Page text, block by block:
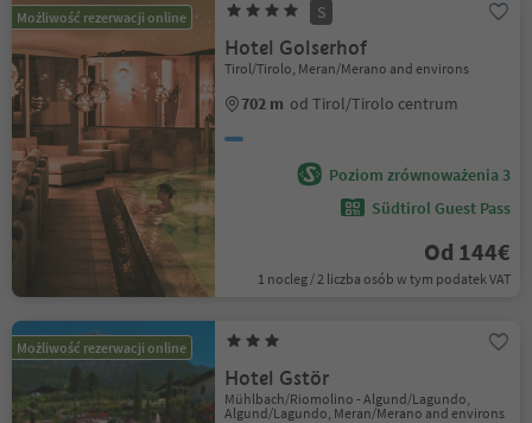
Możliwość rezerwacji online S
Hotel Golserhof
Tirol/Tirolo, Meran/Merano and environs
702 m od Tirol/Tirolo centrum
Poziom zrównoważenia 3
Südtirol Guest Pass
Od 144€
1 nocleg / 2 liczba osób w tym podatek VAT
Możliwość rezerwacji online
Hotel Gstör
Mühlbach/Riomolino - Algund/Lagundo,
Algund/Lagundo, Meran/Merano and environs